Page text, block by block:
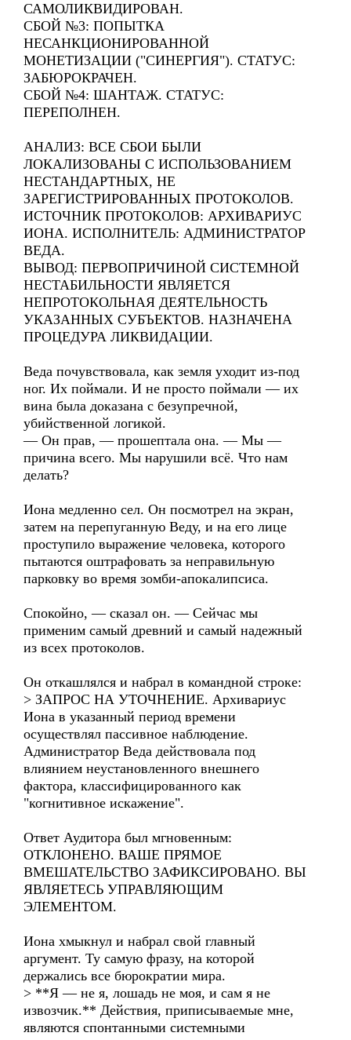
САМОЛИКВИДИРОВАН.
СБОЙ №3: ПОПЫТКА
НЕСАНКЦИОНИРОВАННОЙ
МОНЕТИЗАЦИИ ("СИНЕРГИЯ"). СТАТУС:
ЗАБЮРОКРАЧЕН.
СБОЙ №4: ШАНТАЖ. СТАТУС:
ПЕРЕПОЛНЕН.
АНАЛИЗ: ВСЕ СБОИ БЫЛИ
ЛОКАЛИЗОВАНЫ С ИСПОЛЬЗОВАНИЕМ
НЕСТАНДАРТНЫХ, НЕ
ЗАРЕГИСТРИРОВАННЫХ ПРОТОКОЛОВ.
ИСТОЧНИК ПРОТОКОЛОВ: АРХИВАРИУС
ИОНА. ИСПОЛНИТЕЛЬ: АДМИНИСТРАТОР
ВЕДА.
ВЫВОД: ПЕРВОПРИЧИНОЙ СИСТЕМНОЙ
НЕСТАБИЛЬНОСТИ ЯВЛЯЕТСЯ
НЕПРОТОКОЛЬНАЯ ДЕЯТЕЛЬНОСТЬ
УКАЗАННЫХ СУБЪЕКТОВ. НАЗНАЧЕНА
ПРОЦЕДУРА ЛИКВИДАЦИИ.
Веда почувствовала, как земля уходит из-под
ног. Их поймали. И не просто поймали — их
вина была доказана с безупречной,
убийственной логикой.
— Он прав, — прошептала она. — Мы —
причина всего. Мы нарушили всё. Что нам
делать?
Иона медленно сел. Он посмотрел на экран,
затем на перепуганную Веду, и на его лице
проступило выражение человека, которого
пытаются оштрафовать за неправильную
парковку во время зомби-апокалипсиса.
Спокойно, — сказал он. — Сейчас мы
применим самый древний и самый надежный
из всех протоколов.
Он откашлялся и набрал в командной строке:
> ЗАПРОС НА УТОЧНЕНИЕ. Архивариус
Иона в указанный период времени
осуществлял пассивное наблюдение.
Администратор Веда действовала под
влиянием неустановленного внешнего
фактора, классифицированного как
"когнитивное искажение".
Ответ Аудитора был мгновенным:
ОТКЛОНЕНО. ВАШЕ ПРЯМОЕ
ВМЕШАТЕЛЬСТВО ЗАФИКСИРОВАНО. ВЫ
ЯВЛЯЕТЕСЬ УПРАВЛЯЮЩИМ
ЭЛЕМЕНТОМ.
Иона хмыкнул и набрал свой главный
аргумент. Ту самую фразу, на которой
держались все бюрократии мира.
> **Я — не я, лошадь не моя, и сам я не
извозчик.** Действия, приписываемые мне,
являются спонтанными системными